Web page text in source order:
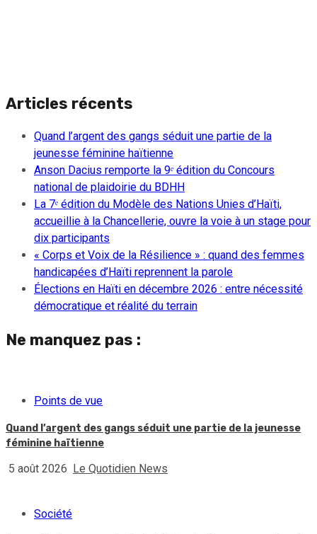
Articles récents
Quand l’argent des gangs séduit une partie de la
jeunesse féminine haïtienne
Anson Dacius remporte la 9ᵉ édition du Concours
national de plaidoirie du BDHH
La 7ᵉ édition du Modèle des Nations Unies d’Haïti,
accueillie à la Chancellerie, ouvre la voie à un stage pour
dix participants
« Corps et Voix de la Résilience » : quand des femmes
handicapées d’Haïti reprennent la parole
Élections en Haïti en décembre 2026 : entre nécessité
démocratique et réalité du terrain
Ne manquez pas :
Points de vue
Quand l’argent des gangs séduit une partie de la jeunesse
féminine haïtienne
5 août 2026 Le Quotidien News
Société